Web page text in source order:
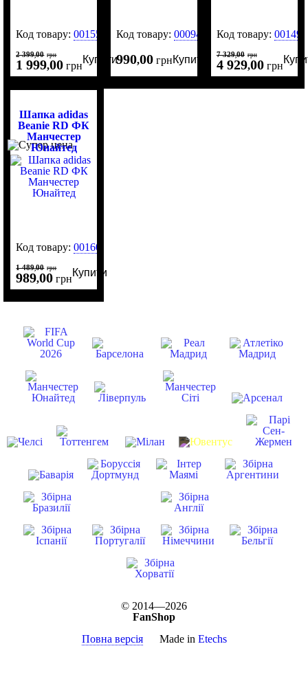
Код товару:0015590
2 399,00 грн
1 999,00 грн
Купити
Код товару:0009465
990,00 грнКупити
Код товару:
7 329,00 грн
4 929,00 грн
Шапка adidas
Beanie RD ФК
Манчестер
Юнайтед
Код товару:0016047
1 489,00 грн
989,00 грн
Купити
© 2014—2026
FanShop
Повна версіяMade in Etechs